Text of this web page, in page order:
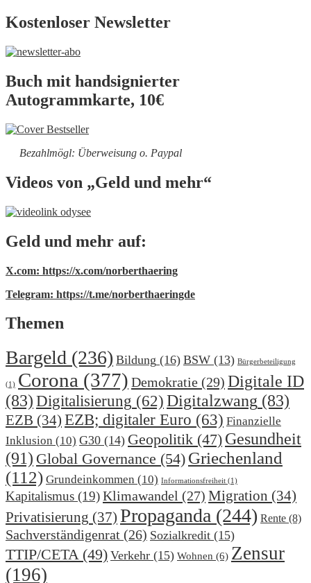
Kostenloser Newsletter
Buch mit handsignierter
Autogrammkarte, 10€
Bezahlmögl: Überweisung o. Paypal
Videos von „Geld und mehr“
Geld und mehr auf:
X.com: https://x.com/norberthaering
Telegram: https://t.me/norberthaeringde
Themen
Bargeld (236) Bildung (16) BSW (13) Bürgerbeteiligung
(1) Corona (377) Demokratie (29) Digitale ID
(83) Digitalisierung (62) Digitalzwang (83)
EZB (34) EZB; digitaler Euro (63) Finanzielle
Inklusion (10) G30 (14) Geopolitik (47) Gesundheit
(91) Global Governance (54) Griechenland
(112) Grundeinkommen (10) Informationsfreiheit (1)
Kapitalismus (19)Klimawandel (27) Migration (34)
Privatisierung (37) Propaganda (244) Rente (8)
Sachverständigenrat (26) Sozialkredit (15)
TTIP/CETA(49) Verkehr (15) Wohnen (6) Zensur
(196)